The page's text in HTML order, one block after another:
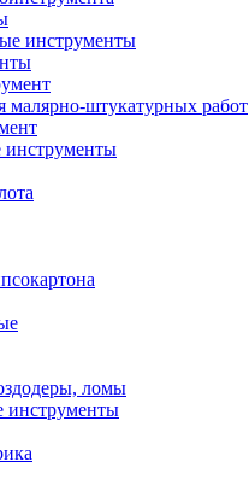
инструменты
малярно-штукатурных работ
инструменты
ломы
инструменты